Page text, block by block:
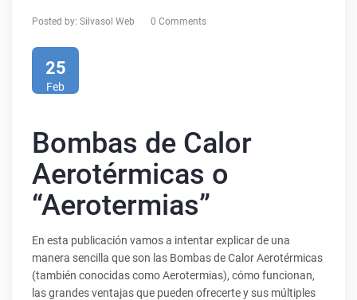
Posted by: Silvasol Web 0 Comments
25
Feb
Bombas de Calor
Aerotérmicas o
“Aerotermias”
En esta publicación vamos a intentar explicar de una
manera sencilla que son las Bombas de Calor Aerotérmicas
(también conocidas como Aerotermias), cómo funcionan,
las grandes ventajas que pueden ofrecerte y sus múltiples